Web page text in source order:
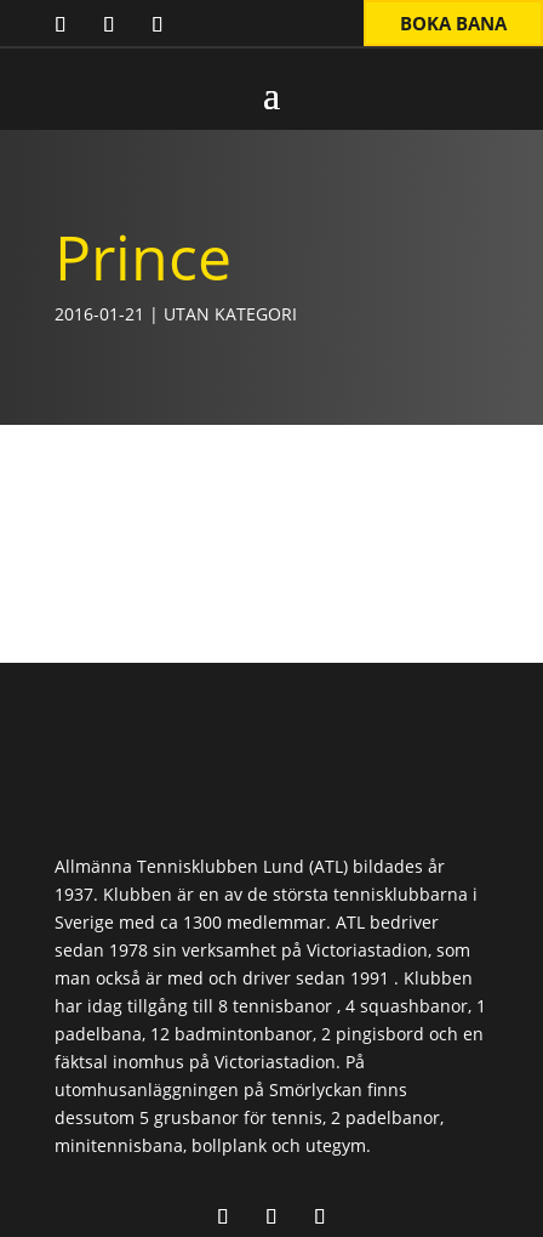
BOKA BANA
Prince
2016-01-21 | UTAN KATEGORI
Allmänna Tennisklubben Lund (ATL) bildades år
1937. Klubben är en av de största tennisklubbarna i
Sverige med ca 1300 medlemmar. ATL bedriver
sedan 1978 sin verksamhet på Victoriastadion, som
man också är med och driver sedan 1991 . Klubben
har idag tillgång till 8 tennisbanor , 4 squashbanor, 1
padelbana, 12 badmintonbanor, 2 pingisbord och en
fäktsal inomhus på Victoriastadion. På
utomhusanläggningen på Smörlyckan finns
dessutom 5 grusbanor för tennis, 2 padelbanor,
minitennisbana, bollplank och utegym.